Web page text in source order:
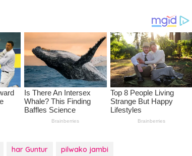
har Guntur pilwako jambi